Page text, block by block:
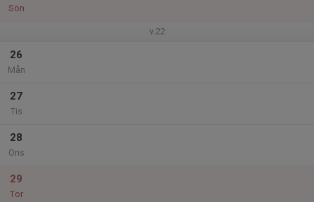
Sön
v.22
26
Mån
27
Tis
28
Ons
29
Tor